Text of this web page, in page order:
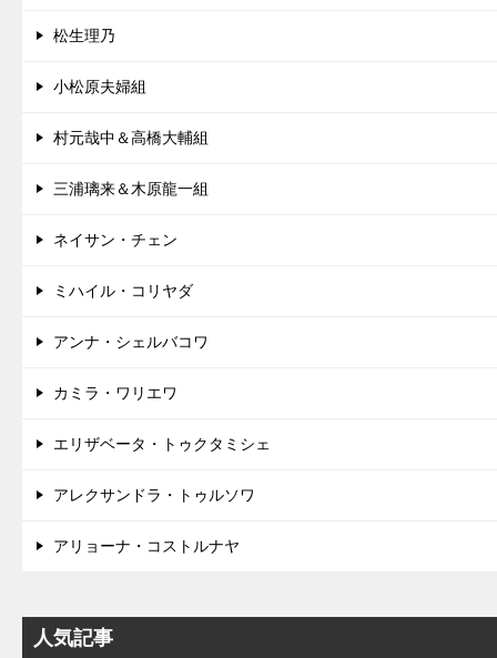
松生理乃
小松原夫婦組
村元哉中＆高橋大輔組
三浦璃来＆木原龍一組
ネイサン・チェン
ミハイル・コリヤダ
アンナ・シェルバコワ
カミラ・ワリエワ
エリザベータ・トゥクタミシェ
アレクサンドラ・トゥルソワ
アリョーナ・コストルナヤ
人気記事